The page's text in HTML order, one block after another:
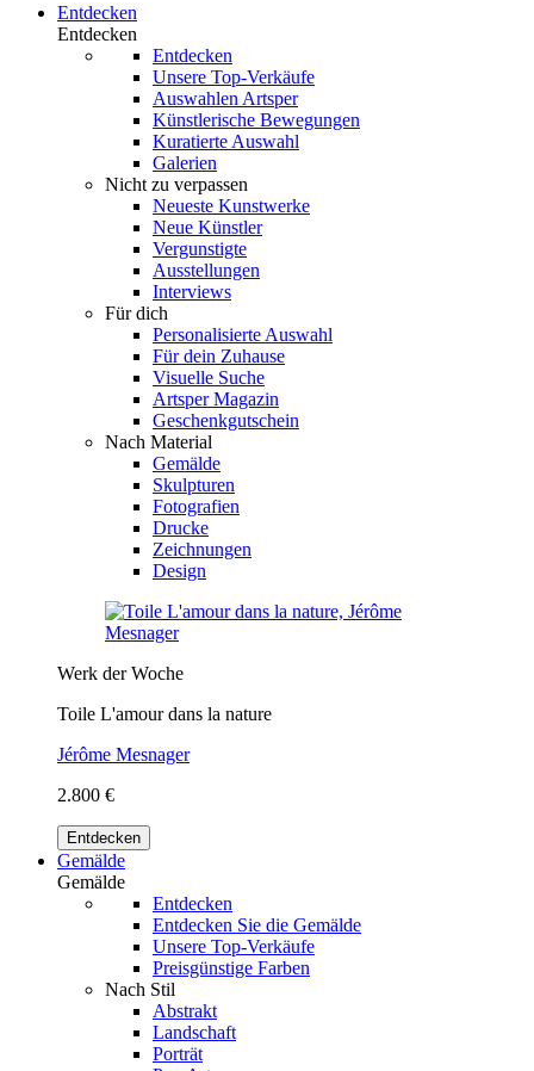
Entdecken
Entdecken
Entdecken
Unsere Top-Verkäufe
Auswahlen Artsper
Künstlerische Bewegungen
Kuratierte Auswahl
Galerien
Nicht zu verpassen
Neueste Kunstwerke
Neue Künstler
Vergunstigte
Ausstellungen
Interviews
Für dich
Personalisierte Auswahl
Für dein Zuhause
Visuelle Suche
Artsper Magazin
Geschenkgutschein
Nach Material
Gemälde
Skulpturen
Fotografien
Drucke
Zeichnungen
Design
Werk der Woche
Toile L'amour dans la nature
Jérôme Mesnager
2.800 €
Entdecken
Gemälde
Gemälde
Entdecken
Entdecken Sie die Gemälde
Unsere Top-Verkäufe
Preisgünstige Farben
Nach Stil
Abstrakt
Landschaft
Porträt